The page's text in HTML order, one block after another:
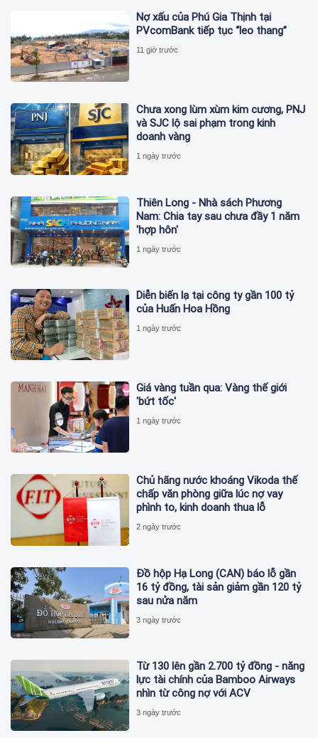
Nợ xấu của Phú Gia Thịnh tại
PVcomBank tiếp tục “leo thang”
11 giờ trước
Chưa xong lùm xùm kim cương, PNJ
và SJC lộ sai phạm trong kinh
doanh vàng
1 ngày trước
Thiên Long - Nhà sách Phương
Nam: Chia tay sau chưa đầy 1 năm
'hợp hôn'
1 ngày trước
Diễn biến lạ tại công ty gần 100 tỷ
của Huấn Hoa Hồng
1 ngày trước
Giá vàng tuần qua: Vàng thế giới
'bứt tốc'
1 ngày trước
Chủ hãng nước khoáng Vikoda thế
chấp văn phòng giữa lúc nợ vay
phình to, kinh doanh thua lỗ
2 ngày trước
Đồ hộp Hạ Long (CAN) báo lỗ gần
16 tỷ đồng, tài sản giảm gần 120 tỷ
sau nửa năm
3 ngày trước
Từ 130 lên gần 2.700 tỷ đồng - năng
lực tài chính của Bamboo Airways
nhìn từ công nợ với ACV
3 ngày trước